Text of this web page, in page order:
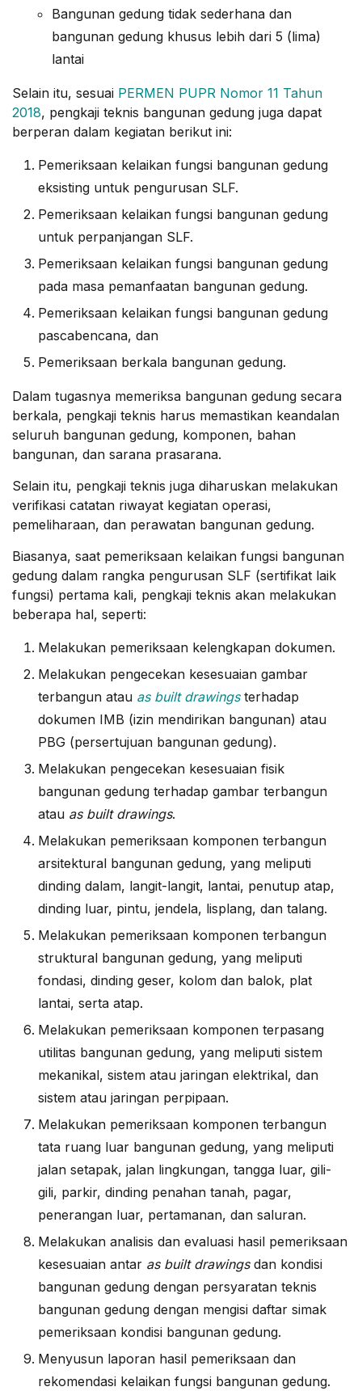
Bangunan gedung tidak sederhana dan
bangunan gedung khusus lebih dari 5 (lima)
lantai
Selain itu, sesuai PERMEN PUPR Nomor 11 Tahun
2018, pengkaji teknis bangunan gedung juga dapat
berperan dalam kegiatan berikut ini:
Pemeriksaan kelaikan fungsi bangunan gedung
eksisting untuk pengurusan SLF.
Pemeriksaan kelaikan fungsi bangunan gedung
untuk perpanjangan SLF.
Pemeriksaan kelaikan fungsi bangunan gedung
pada masa pemanfaatan bangunan gedung.
Pemeriksaan kelaikan fungsi bangunan gedung
pascabencana, dan
Pemeriksaan berkala bangunan gedung.
Dalam tugasnya memeriksa bangunan gedung secara
berkala, pengkaji teknis harus memastikan keandalan
seluruh bangunan gedung, komponen, bahan
bangunan, dan sarana prasarana.
Selain itu, pengkaji teknis juga diharuskan melakukan
verifikasi catatan riwayat kegiatan operasi,
pemeliharaan, dan perawatan bangunan gedung.
Biasanya, saat pemeriksaan kelaikan fungsi bangunan
gedung dalam rangka pengurusan SLF (sertifikat laik
fungsi) pertama kali, pengkaji teknis akan melakukan
beberapa hal, seperti:
Melakukan pemeriksaan kelengkapan dokumen.
Melakukan pengecekan kesesuaian gambar
terbangun atau as built drawingsterhadap
dokumen IMB (izin mendirikan bangunan) atau
PBG (persertujuan bangunan gedung).
Melakukan pengecekan kesesuaian fisik
bangunan gedung terhadap gambar terbangun
atau as built drawings.
Melakukan pemeriksaan komponen terbangun
arsitektural bangunan gedung, yang meliputi
dinding dalam, langit-langit, lantai, penutup atap,
dinding luar, pintu, jendela, lisplang, dan talang.
Melakukan pemeriksaan komponen terbangun
struktural bangunan gedung, yang meliputi
fondasi, dinding geser, kolom dan balok, plat
lantai, serta atap.
Melakukan pemeriksaan komponen terpasang
utilitas bangunan gedung, yang meliputi sistem
mekanikal, sistem atau jaringan elektrikal, dan
sistem atau jaringan perpipaan.
Melakukan pemeriksaan komponen terbangun
tata ruang luar bangunan gedung, yang meliputi
jalan setapak, jalan lingkungan, tangga luar, gili-
gili, parkir, dinding penahan tanah, pagar,
penerangan luar, pertamanan, dan saluran.
Melakukan analisis dan evaluasi hasil pemeriksaan
kesesuaian antar as built drawingsdan kondisi
bangunan gedung dengan persyaratan teknis
bangunan gedung dengan mengisi daftar simak
pemeriksaan kondisi bangunan gedung.
Menyusun laporan hasil pemeriksaan dan
rekomendasi kelaikan fungsi bangunan gedung.